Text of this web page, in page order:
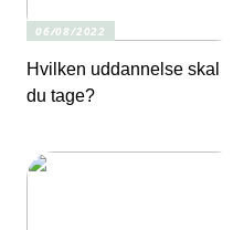
06/08/2022
Hvilken uddannelse skal
du tage?